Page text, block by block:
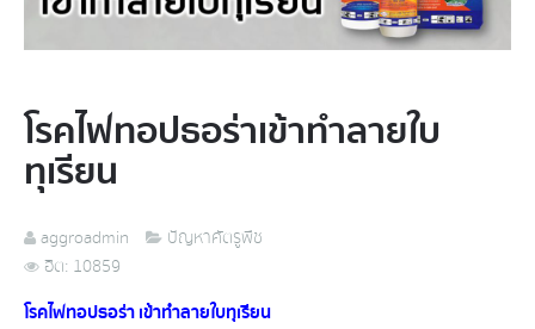
โรคไฟทอปธอร่า​เข้าทำลายใบ
ทุเรียน​
aggroadmin
ปัญหาศัตรูพืช
ฮิต: 10859
โรค​ไฟทอปธอร่า​ เข้าทำลายใบทุเรียน​